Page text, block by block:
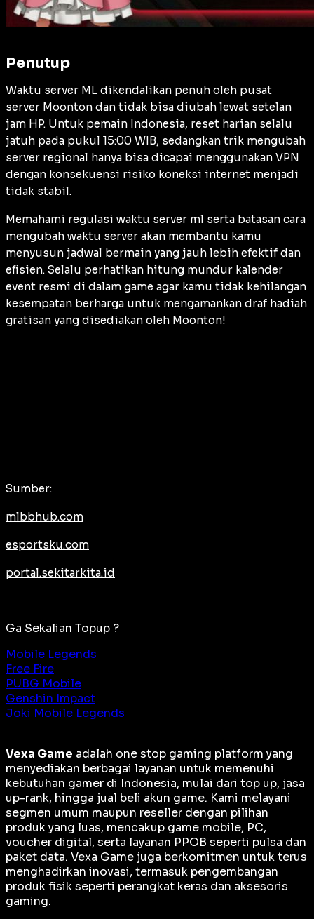
Penutup
Waktu server ML dikendalikan penuh oleh pusat
server Moonton dan tidak bisa diubah lewat setelan
jam HP. Untuk pemain Indonesia, reset harian selalu
jatuh pada pukul 15:00 WIB, sedangkan trik mengubah
server regional hanya bisa dicapai menggunakan VPN
dengan konsekuensi risiko koneksi internet menjadi
tidak stabil.
Memahami regulasi waktu server ml serta batasan cara
mengubah waktu server akan membantu kamu
menyusun jadwal bermain yang jauh lebih efektif dan
efisien. Selalu perhatikan hitung mundur kalender
event resmi di dalam game agar kamu tidak kehilangan
kesempatan berharga untuk mengamankan draf hadiah
gratisan yang disediakan oleh Moonton!
Sumber:
mlbbhub.com
esportsku.com
portal.sekitarkita.id
Ga Sekalian Topup ?
Mobile Legends
Free Fire
PUBG Mobile
Genshin Impact
Joki Mobile Legends
Vexa Game adalah one stop gaming platform yang
menyediakan berbagai layanan untuk memenuhi
kebutuhan gamer di Indonesia, mulai dari top up, jasa
up-rank, hingga jual beli akun game. Kami melayani
segmen umum maupun reseller dengan pilihan
produk yang luas, mencakup game mobile, PC,
voucher digital, serta layanan PPOB seperti pulsa dan
paket data. Vexa Game juga berkomitmen untuk terus
menghadirkan inovasi, termasuk pengembangan
produk fisik seperti perangkat keras dan aksesoris
gaming.